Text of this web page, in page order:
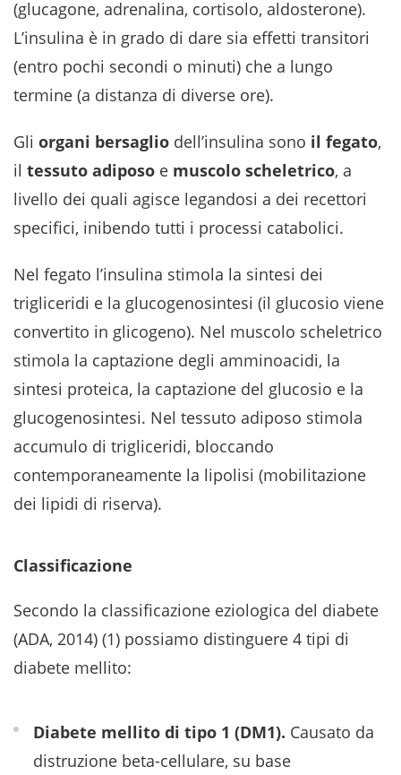
(glucagone, adrenalina, cortisolo, aldosterone).
L’insulina è in grado di dare sia effetti transitori
(entro pochi secondi o minuti) che a lungo
termine (a distanza di diverse ore).
Gli organi bersaglio dell’insulina sono il fegato,
il tessuto adiposo e muscolo scheletrico, a
livello dei quali agisce legandosi a dei recettori
specifici, inibendo tutti i processi catabolici.
Nel fegato l’insulina stimola la sintesi dei
trigliceridi e la glucogenosintesi (il glucosio viene
convertito in glicogeno). Nel muscolo scheletrico
stimola la captazione degli amminoacidi, la
sintesi proteica, la captazione del glucosio e la
glucogenosintesi. Nel tessuto adiposo stimola
accumulo di trigliceridi, bloccando
contemporaneamente la lipolisi (mobilitazione
dei lipidi di riserva).
Classificazione
Secondo la classificazione eziologica del diabete
(ADA, 2014) (1) possiamo distinguere 4 tipi di
diabete mellito:
Diabete mellito di tipo 1 (DM1). Causato da
distruzione beta-cellulare, su base